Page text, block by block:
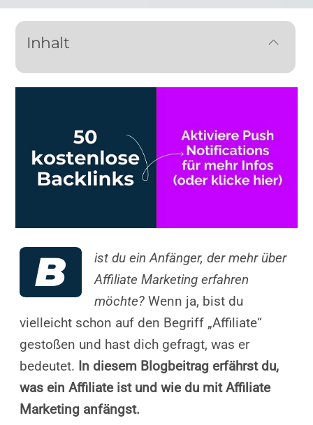
Inhalt
B
ist du ein Anfänger, der mehr über
Affiliate Marketing erfahren
möchte? Wenn ja, bist du
vielleicht schon auf den Begriff „Affiliate“
gestoßen und hast dich gefragt, was er
bedeutet. In diesem Blogbeitrag erfährst du,
was ein Affiliate ist und wie du mit Affiliate
Marketing anfängst.